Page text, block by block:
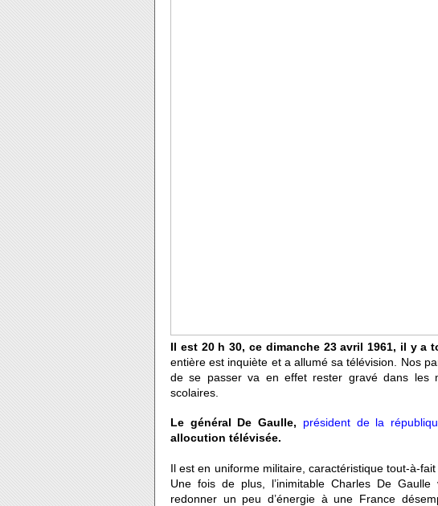
Il est 20 h 30, ce dimanche 23 avril 1961, il y a
entière est inquiète et a allumé sa télévision. Nos
de se passer va en effet rester gravé dans les
scolaires.
Le général De Gaulle, président de la
allocution télévisée.
Il est en uniforme militaire, caractéristique tout-à-
Une fois de plus, l’inimitable Charles De
redonner un peu d’énergie à une France